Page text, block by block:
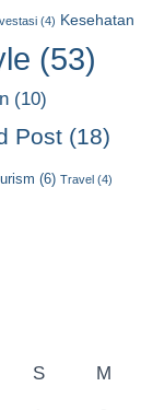
(4) Kesehatan
(53)
(10)
Post (18)
(6) Travel (4)
S M